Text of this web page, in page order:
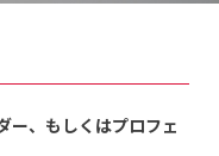
ー、もしくはプロフェ